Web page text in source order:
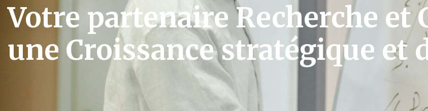
Votre partenaire Recherche et
une Croissance stratégique et